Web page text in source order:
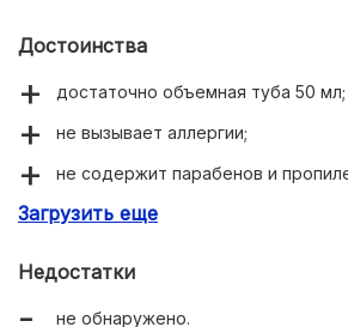
Достоинства
достаточно объемная туба 50 мл;
не вызывает аллергии;
не содержит парабенов и
нежная, легкая консистенция;
Загрузить еще
Недостатки
не обнаружено.